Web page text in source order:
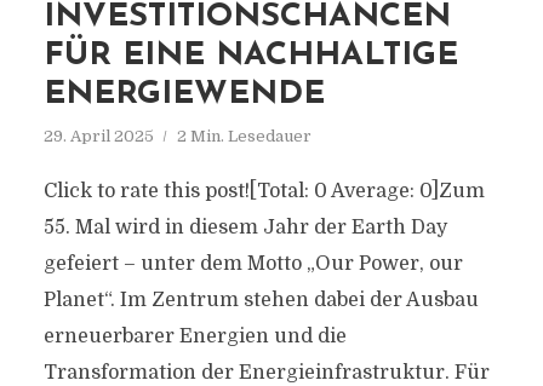
INVESTITIONSCHANCEN
FÜR EINE NACHHALTIGE
ENERGIEWENDE
29. April 2025 2 Min. Lesedauer
Click to rate this post![Total: 0 Average: 0]Zum
55. Mal wird in diesem Jahr der Earth Day
gefeiert – unter dem Motto „Our Power, our
Planet“. Im Zentrum stehen dabei der Ausbau
erneuerbarer Energien und die
Transformation der Energieinfrastruktur. Für